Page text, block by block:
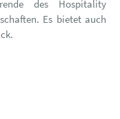
des Hospitality
Es bietet auch